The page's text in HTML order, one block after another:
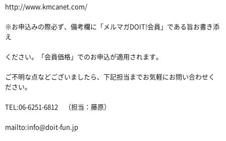
http://www.kmcanet.com/
※お申込みの際必ず、備考欄に「メルマガDOIT!会員」である旨お書き添
え
ください。「会員価格」でのお申込が適用されます。
ご不明な点などございましたら、下記担当までお気軽にお問い合わせく
ださい。
TEL:06-6251-6812 （担当：藤原）
mailto:info@doit-fun.jp